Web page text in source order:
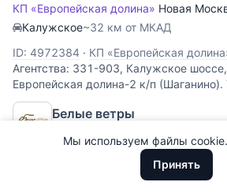
КП «Европейская долина» Новая
Калужское~32 км от МКАД
ID: 4972384 · КП «Европейская
Агентства: 331-903, Калужское
Европейская долина-2 к/п
21 сотка в охраняемом коттеджном
класса с центральными
Белые ветры
Все
Сегодня
Вчера
За неделю
ДолларыМы используем файлы cookie.
ООО "ХоумХантер" использует cookie для
функционирования веб-сайта, аналитики
Принять